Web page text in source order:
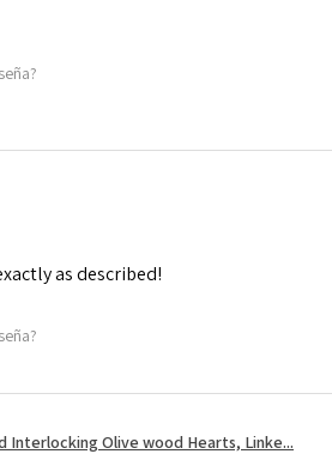
as described!
Interlocking Olive wood Hearts, Linke...